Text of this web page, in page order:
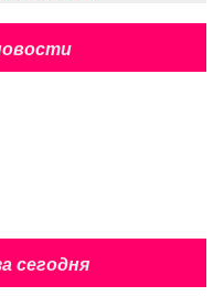
сегодня